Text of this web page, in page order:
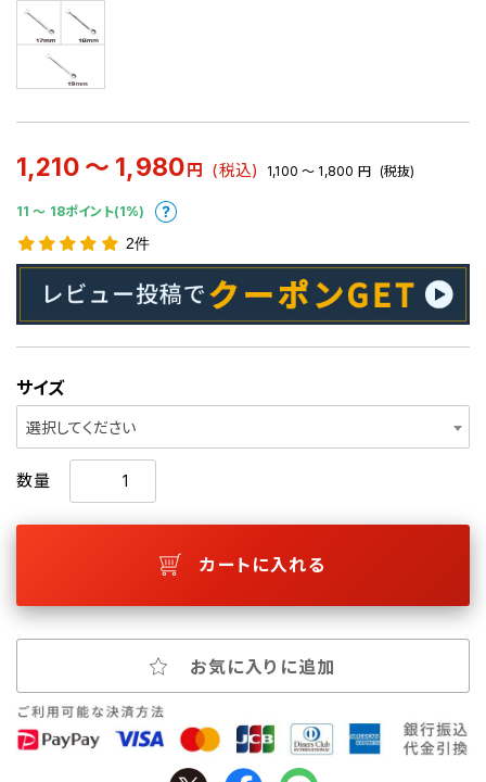
1,210 ～ 1,980 円 (税込) 1,100 ～ 1,800 円 (税抜)
11 〜 18ポイント(1%)
2件
サイズ
選択してください
数量
カートに入れる
お気に入りに追加